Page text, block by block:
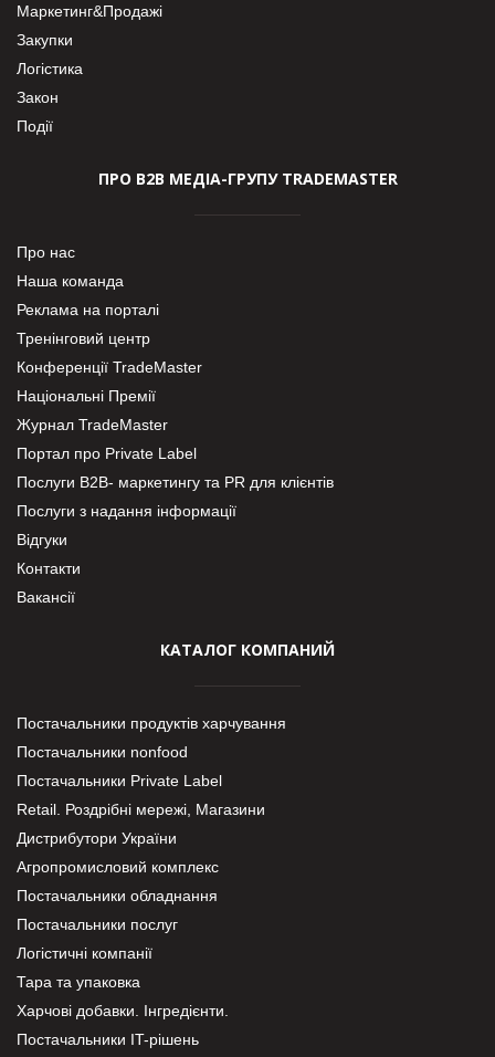
Маркетинг&Продажі
Закупки
Логістика
Закон
Події
ПРО В2В МЕДІА-ГРУПУ TRADEMASTER
Про нас
Наша команда
Реклама на порталі
Тренінговий центр
Конференції TradeMaster
Національні Премії
Журнал TradeMaster
Портал про Private Label
Послуги В2В- маркетингу та PR для клієнтів
Послуги з надання інформації
Відгуки
Контакти
Вакансії
КАТАЛОГ КОМПАНИЙ
Постачальники продуктів харчування
Постачальники nonfood
Постачальники Private Label
Retail. Роздрібні мережі, Магазини
Дистрибутори України
Агропромисловий комплекс
Постачальники обладнання
Постачальники послуг
Логістичні компанії
Тара та упаковка
Харчові добавки. Інгредієнти.
Постачальники IT-рішень